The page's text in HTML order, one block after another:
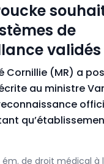
de
validés
Cornillie (MR) a
au ministre
de droit médical à